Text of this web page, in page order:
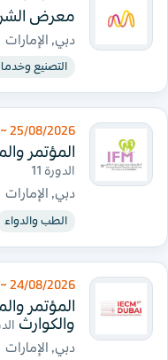
معرض
دبي, الإمارات
التصنيع
25/08/2026 ~ 27/08/2026
المؤتمر
الدورة 11
دبي, الإمارات
الطب والدواء
24/08/2026 ~ 26/08/2026
المؤتمر
والكوارث
دبي, الإمارات